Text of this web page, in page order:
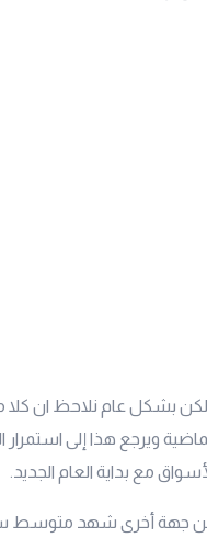
بشكل عام نلاحظ ان كلا
ويرجع هذا إلى
مع بداية العام الجديد.
جهة أخرى شهد متوسط سعر